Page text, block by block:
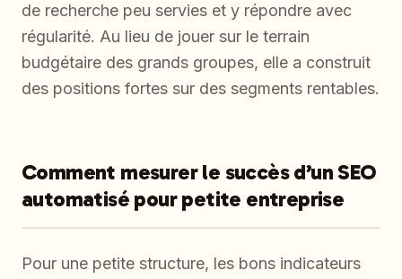
de recherche peu servies et y répondre avec
régularité. Au lieu de jouer sur le terrain
budgétaire des grands groupes, elle a construit
des positions fortes sur des segments rentables.
Comment mesurer le succès d’un SEO
automatisé pour petite entreprise
Pour une petite structure, les bons indicateurs